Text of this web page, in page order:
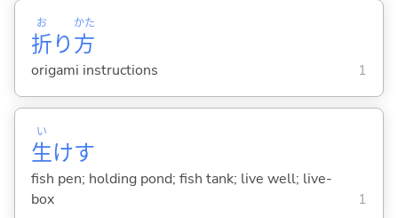
折
お
り方
かた
origami instructions 1
生
い
けす
fish pen; holding pond; fish tank; live well; live-
box
1